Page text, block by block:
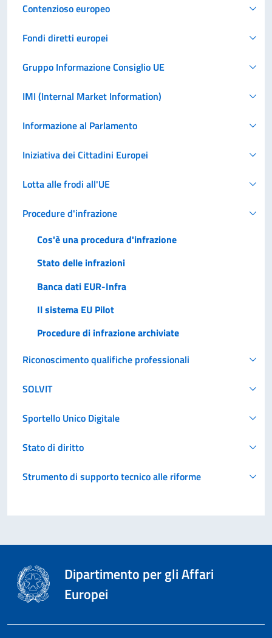
Contenzioso europeo
Fondi diretti europei
Gruppo Informazione Consiglio UE
IMI (Internal Market Information)
Informazione al Parlamento
Iniziativa dei Cittadini Europei
Lotta alle frodi all'UE
Procedure d'infrazione
Cos'è una procedura d'infrazione
Stato delle infrazioni
Banca dati EUR-Infra
Il sistema EU Pilot
Procedure di infrazione archiviate
Riconoscimento qualifiche professionali
SOLVIT
Sportello Unico Digitale
Stato di diritto
Strumento di supporto tecnico alle riforme
Dipartimento per gli Affari
Europei